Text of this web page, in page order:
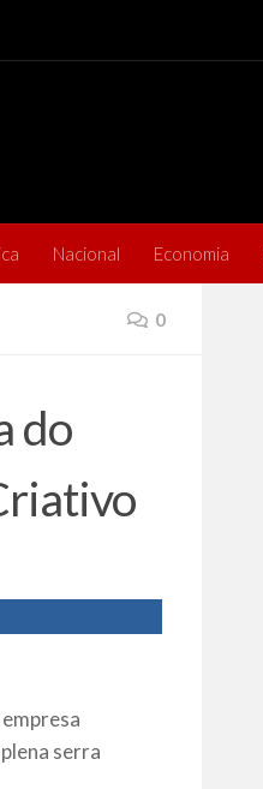
Nacional Economia
0
do
serra